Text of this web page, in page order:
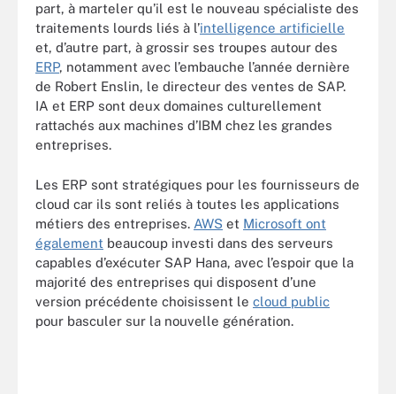
part, à marteler qu’il est le nouveau spécialiste des
traitements lourds liés à l’intelligence artificielle
et, d’autre part, à grossir ses troupes autour des
ERP, notamment avec l’embauche l’année dernière
de Robert Enslin, le directeur des ventes de SAP.
IA et ERP sont deux domaines culturellement
rattachés aux machines d’IBM chez les grandes
entreprises.
Les ERP sont stratégiques pour les fournisseurs de
cloud car ils sont reliés à toutes les applications
métiers des entreprises. AWS et Microsoft ont
également beaucoup investi dans des serveurs
capables d’exécuter SAP Hana, avec l’espoir que la
majorité des entreprises qui disposent d’une
version précédente choisissent le cloud public
pour basculer sur la nouvelle génération.